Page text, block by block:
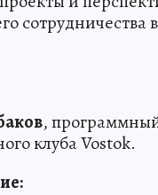
сотрудничества
,
клуба Vostok.